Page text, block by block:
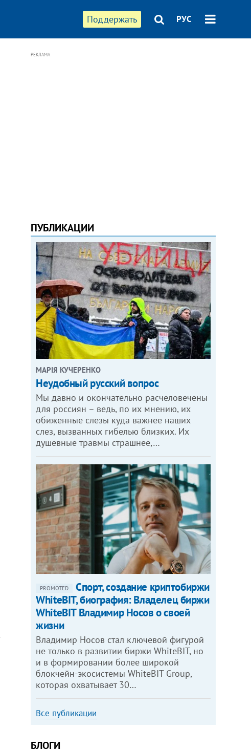
Поддержать РУС
РЕКЛАМА
ПУБЛИКАЦИИ
МАРІЯ КУЧЕРЕНКО
​Неудобный русский вопрос
Мы давно и окончательно расчеловечены
для россиян – ведь, по их мнению, их
обиженные слезы куда важнее наших
слез, вызванных гибелью близких. Их
душевные травмы страшнее,…
PROMOTED
Спорт, создание криптобиржи
WhiteBIT, биография: Владелец биржи
WhiteBIT Владимир Носов о своей
жизни
Владимир Носов стал ключевой фигурой
не только в развитии биржи WhiteBIT, но
и в формировании более широкой
блокчейн-экосистемы WhiteBIT Group,
которая охватывает 30…
Все публикации
БЛОГИ